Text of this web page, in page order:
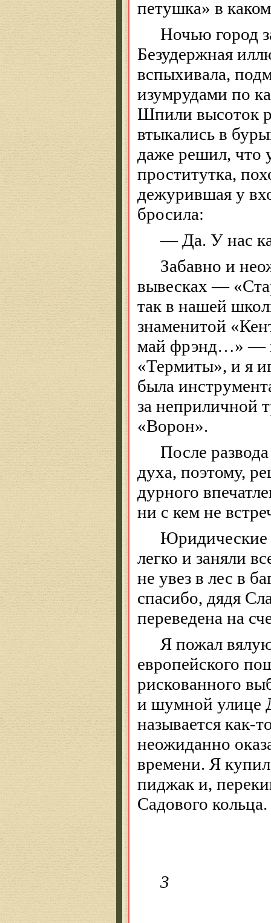
петушка» в
Ночью город
Безудержная
вспыхивала,
изумрудами по
Шпили высоток
втыкались в
даже решил, что
проститутка,
дежурившая у
бросила:
— Да. У нас
Забавно и
вывесках — «
так в нашей
знаменитой
май фрэнд…» —
«Термиты», и я
была
за неприличной
«Ворон».
После
духа, поэтому,
дурного
ни с кем не
Юридические
легко и заняли
не увез в лес в
спасибо, дядя
переведена на
Я пожал
европейского
рискованного
и шумной улице
называется как-
неожиданно
времени. Я
пиджак и,
Садового
3